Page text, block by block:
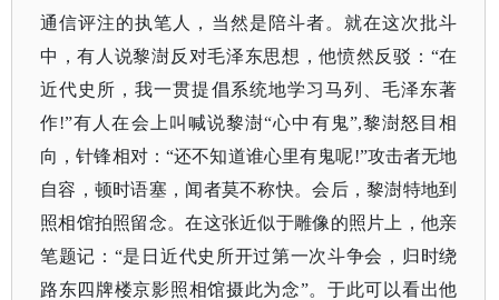
通信评注的执笔人，当然是陪斗者。就在这次批斗
中，有人说黎澍反对毛泽东思想，他愤然反驳：“在
近代史所，我一贯提倡系统地学习马列、毛泽东著
作!”有人在会上叫喊说黎澍“心中有鬼”,黎澍怒目相
向，针锋相对：“还不知道谁心里有鬼呢!”攻击者无地
自容，顿时语塞，闻者莫不称快。会后，黎澍特地到
照相馆拍照留念。在这张近似于雕像的照片上，他亲
笔题记：“是日近代史所开过第一次斗争会，归时绕
路东四牌楼京影照相馆摄此为念”。于此可以看出他